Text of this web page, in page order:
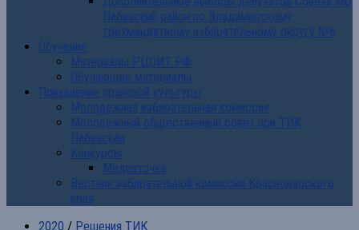
Лабинский район по Владимирскому
трехмандатному избирательному округу №6
Обучение
Материалы РЦОИТ РФ
Обучающие материалы
Повышение правовой культуры
Молодежная избирательная комиссия
Молодежный общественный совет при ТИК
Лабинская
Конкурсы
Медиаточка
Вестник избирательной комиссии Краснодарского
края
2020 / Решения ТИК